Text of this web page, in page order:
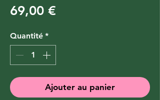
69,00 €
Quantité *
Ajouter au panier